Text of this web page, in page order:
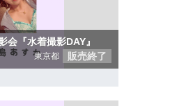
会『水着撮影DAY』
東京都 販売終了